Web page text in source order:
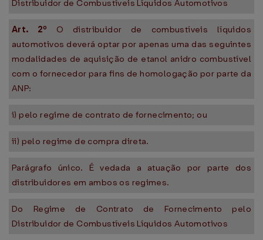
Distribuidor de Combustíveis Líquidos Automotivos
Art. 2º O distribuidor de combustíveis líquidos
automotivos deverá optar por apenas uma das seguintes
modalidades de aquisição de etanol anidro combustível
com o fornecedor para fins de homologação por parte da
ANP:
i) pelo regime de contrato de fornecimento; ou
ii) pelo regime de compra direta.
Parágrafo único. É vedada a atuação por parte dos
distribuidores em ambos os regimes.
Do Regime de Contrato de Fornecimento pelo
Distribuidor de Combustíveis Líquidos Automotivos